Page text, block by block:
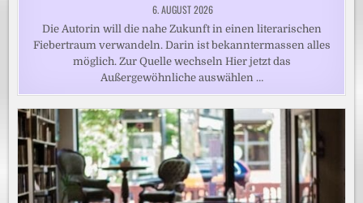
6. AUGUST 2026
Die Autorin will die nahe Zukunft in einen literarischen
Fiebertraum verwandeln. Darin ist bekanntermassen alles
möglich. Zur Quelle wechseln Hier jetzt das
Außergewöhnliche auswählen …